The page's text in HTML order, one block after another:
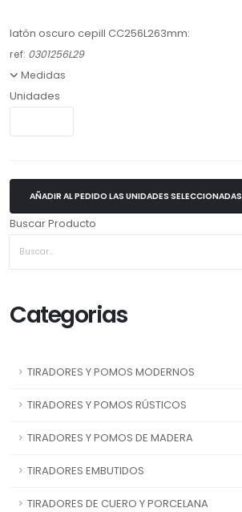
Buscar Producto
Categorias
TIRADORES Y POMOS MODERNOS
TIRADORES Y POMOS RÚSTICOS
TIRADORES Y POMOS DE MADERA
TIRADORES EMBUTIDOS
TIRADORES DE CUERO Y PORCELANA
latón oscuro cepill CC256L263mm:
ref: 0301256L29
Medidas
Unidades
AÑADIR AL PEDIDO LAS UNIDADES SELECCIONADAS